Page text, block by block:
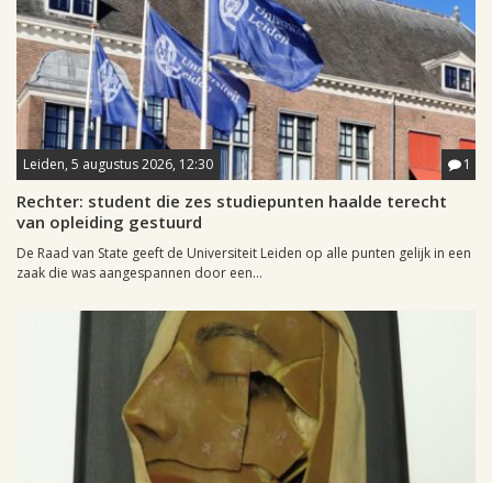
Leiden, 5 augustus 2026, 12:30 1
Rechter: student die zes studiepunten haalde terecht
van opleiding gestuurd
De Raad van State geeft de Universiteit Leiden op alle punten gelijk in een
zaak die was aangespannen door een...